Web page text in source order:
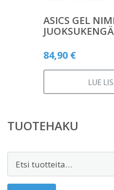
ASICS GEL
84,90 €
LUE
TUOTEHAKU